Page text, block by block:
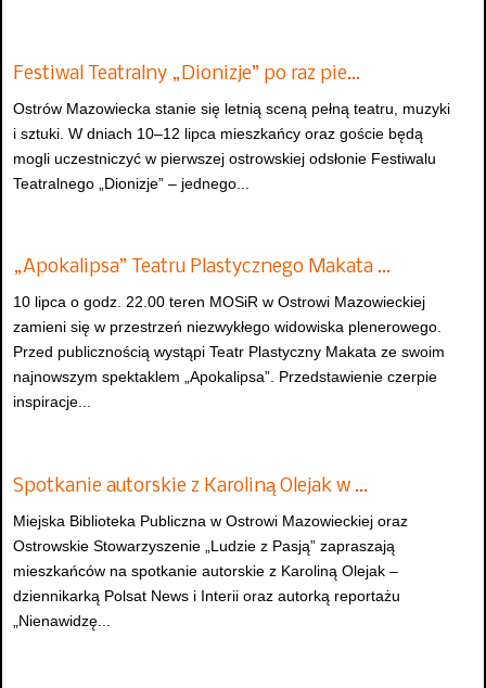
Festiwal Teatralny „Dionizje” po raz pie…
Ostrów Mazowiecka stanie się letnią sceną pełną teatru, muzyki
i sztuki. W dniach 10–12 lipca mieszkańcy oraz goście będą
mogli uczestniczyć w pierwszej ostrowskiej odsłonie Festiwalu
Teatralnego „Dionizje” – jednego...
„Apokalipsa” Teatru Plastycznego Makata …
10 lipca o godz. 22.00 teren MOSiR w Ostrowi Mazowieckiej
zamieni się w przestrzeń niezwykłego widowiska plenerowego.
Przed publicznością wystąpi Teatr Plastyczny Makata ze swoim
najnowszym spektaklem „Apokalipsa”. Przedstawienie czerpie
inspiracje...
Spotkanie autorskie z Karoliną Olejak w …
Miejska Biblioteka Publiczna w Ostrowi Mazowieckiej oraz
Ostrowskie Stowarzyszenie „Ludzie z Pasją” zapraszają
mieszkańców na spotkanie autorskie z Karoliną Olejak –
dziennikarką Polsat News i Interii oraz autorką reportażu
„Nienawidzę...